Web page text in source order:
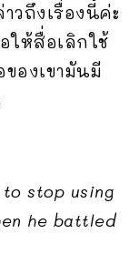
วถึงเรื่องนี้ค่ะ
ให้สื่อเลิกใช้
ของเขามันมี
stop using
he battled